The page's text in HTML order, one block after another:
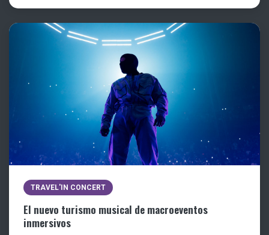
TRAVEL'IN CONCERT
El nuevo turismo musical de macroeventos
inmersivos